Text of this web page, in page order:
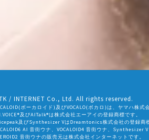
/ INTERNET Co., Ltd. All rights reserved.
ボーカロイド)及びVOCALO(ボカロ)は、ヤマハ株式
及びAITalk®は株式会社エーアイの登録商標です。
及びSynthesizer VはDreamtonics株式会社の登録商
AI 音街ウナ、VOCALOID4 音街ウナ、Synthesizer V
音街ウナの販売元は株式会社インターネットです。